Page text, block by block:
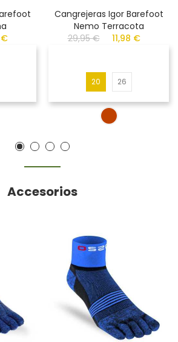
€
Cangrejeras Igor Barefoot
Nemo Terracota
29,95 €
11,98 €
20 26
Accesorios